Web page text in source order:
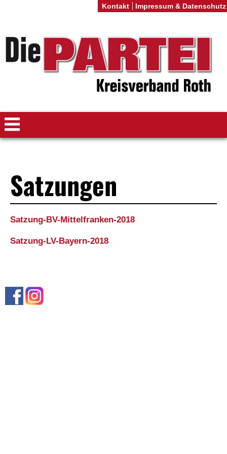
Satzungen
Satzung-BV-Mittelfranken-2018
Satzung-LV-Bayern-2018
Kontakt Impressum & Datenschutz